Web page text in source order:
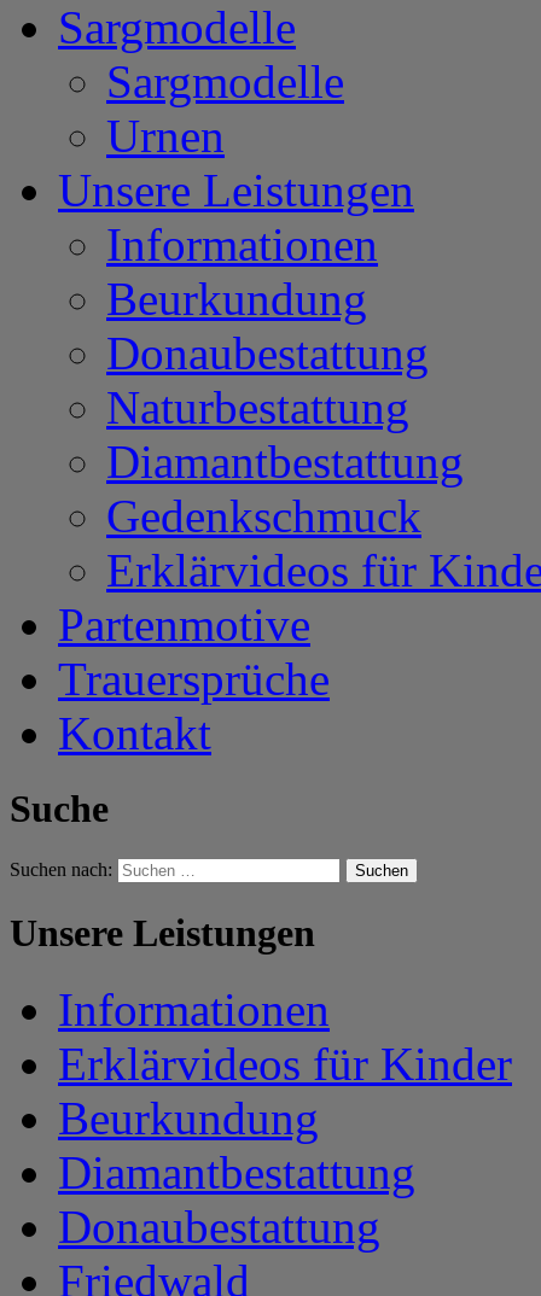
Sargmodelle
Sargmodelle
Urnen
Unsere Leistungen
Informationen
Beurkundung
Donaubestattung
Naturbestattung
Diamantbestattung
Gedenkschmuck
Erklärvideos für
Partenmotive
Trauersprüche
Kontakt
Suche
Suchen nach:
Unsere Leistungen
Informationen
Erklärvideos für Kinder
Beurkundung
Diamantbestattung
Donaubestattung
Friedwald